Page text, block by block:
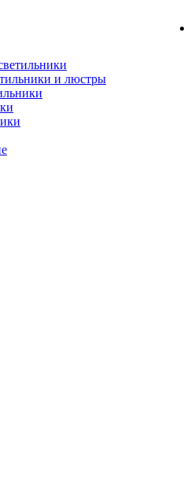
и люстры